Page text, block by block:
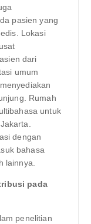
pasien yang
Lokasi
dari
umum
Rumah
untuk
dengan
bahasa
lainnya.
pada
penelitian